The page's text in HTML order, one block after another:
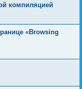
компиляцией
«Browsing